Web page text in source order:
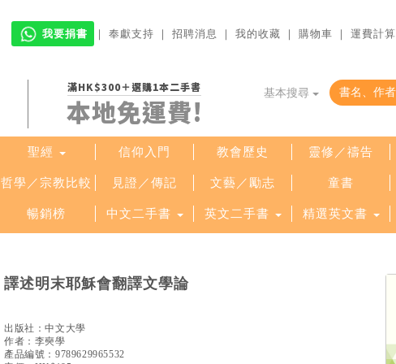
我要捐書 ｜ 奉獻支持 ｜ 招聘消息 ｜ 我的收藏 ｜ 購物車 ｜ 運費計算
滿HK$300＋選購1本二手書
本地免運費!
基本搜尋
聖經 信仰入門 教會歷史 靈修／禱告
哲學／宗教比較 見證／傳記 文藝／勵志 童書
暢銷榜 中文二手書 英文二手書 精選英文書
譯述明末耶穌會翻譯文學論
出版社：中文大學
作者： 李奭學
產品編號： 9789629965532